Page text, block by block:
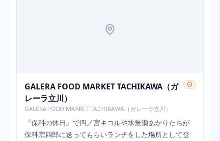
GALERA FOOD MARKET TACHIKAWA（ガ
レーラ立川）
GALERA FOOD MARKET TACHIKAWA（ガレーラ立川）
『保科の休日』で四ノ宮キコルや水無瀬あかりたちが
保科宗四郎に送ってもらいランチをした場所として登